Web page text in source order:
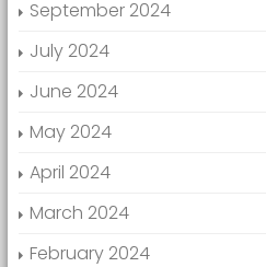
September 2024
July 2024
June 2024
May 2024
April 2024
March 2024
February 2024